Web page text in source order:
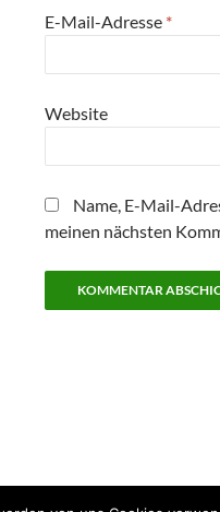
E-Mail-Adresse *
Website
Name, E-Mail-
meinen nächsten